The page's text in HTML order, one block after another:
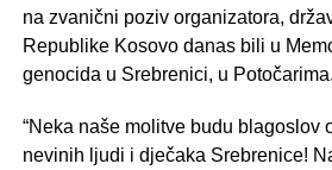
na zvanični poziv organizatora,
Republike Kosovo danas bili u
genocida u Srebrenici, u Potočarima.
“Neka naše molitve budu blagoslov
nevinih ljudi i dječaka Srebrenice!